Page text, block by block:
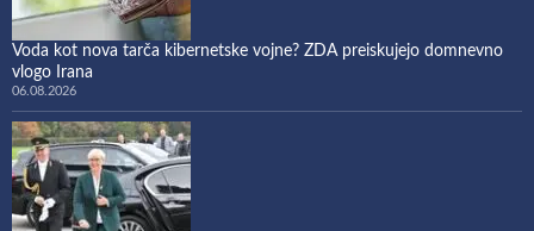
Voda kot nova tarča kibernetske vojne? ZDA preiskujejo domnevno
vlogo Irana
06.08.2026